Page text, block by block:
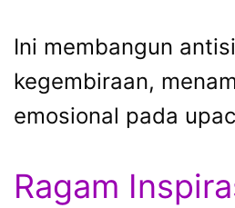
Ini membangun
kegembiraan,
emosional pada
Ragam